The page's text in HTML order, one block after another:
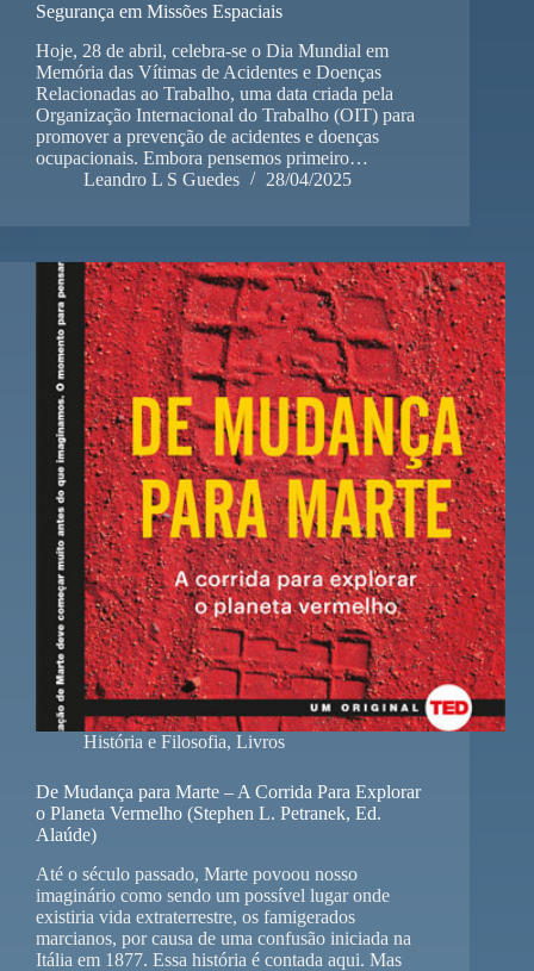
Segurança em Missões Espaciais
Hoje, 28 de abril, celebra-se o Dia Mundial em
Memória das Vítimas de Acidentes e Doenças
Relacionadas ao Trabalho, uma data criada pela
Organização Internacional do Trabalho (OIT) para
promover a prevenção de acidentes e doenças
ocupacionais. Embora pensemos primeiro…
Leandro L S Guedes
28/04/2025
História e Filosofia, Livros
De Mudança para Marte – A Corrida Para Explorar
o Planeta Vermelho (Stephen L. Petranek, Ed.
Alaúde)
Até o século passado, Marte povoou nosso
imaginário como sendo um possível lugar onde
existiria vida extraterrestre, os famigerados
marcianos, por causa de uma confusão iniciada na
Itália em 1877. Essa história é contada aqui. Mas